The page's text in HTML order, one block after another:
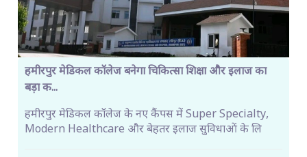
हमीरपुर मेडिकल कॉलेज बनेगा चिकित्सा शिक्षा और इलाज का
बड़ा क...
हमीरपुर मेडिकल कॉलेज के नए कैंपस में Super Specialty,
Modern Healthcare और बेहतर इलाज सुविधाओं के लि